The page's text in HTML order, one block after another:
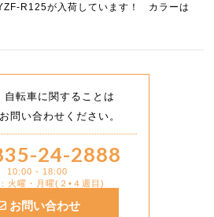
R125が入荷しています！ カラーは
自転車に関することは
問い合わせください。
24-2888
10:00 - 18:00
火曜・月曜(２•４週目)
お問い合わせ